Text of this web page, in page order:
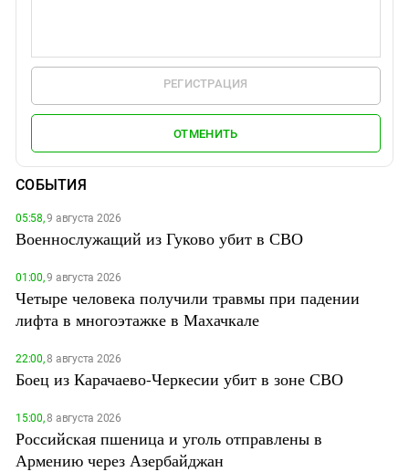
РЕГИСТРАЦИЯ
ОТМЕНИТЬ
СОБЫТИЯ
05:58,9 августа 2026
Военнослужащий из Гуково убит в СВО
01:00,9 августа 2026
Четыре человека получили травмы при падении
лифта в многоэтажке в Махачкале
22:00,8 августа 2026
Боец из Карачаево-Черкесии убит в зоне СВО
15:00,8 августа 2026
Российская пшеница и уголь отправлены в
Армению через Азербайджан